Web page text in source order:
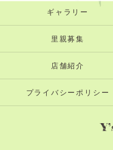
ギャラリー
里親募集
店舗紹介
プライバシーポリシー